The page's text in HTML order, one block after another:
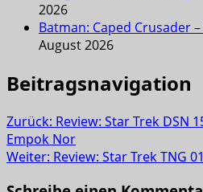
2026
Batman: Caped Crusader
August 2026
Beitragsnavigation
Zurück: Review: Star Trek DSN
Empok Nor
Weiter: Review: Star Trek TNG